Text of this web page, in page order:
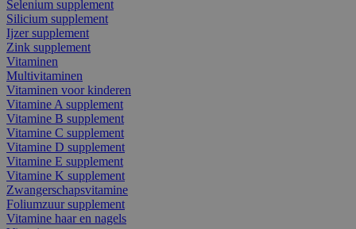
Selenium supplement
Silicium supplement
Ijzer supplement
Zink supplement
Vitaminen
Multivitaminen
Vitaminen voor kinderen
Vitamine A supplement
Vitamine B supplement
Vitamine C supplement
Vitamine D supplement
Vitamine E supplement
Vitamine K supplement
Zwangerschapsvitamine
Foliumzuur supplement
Vitamine haar en nagels